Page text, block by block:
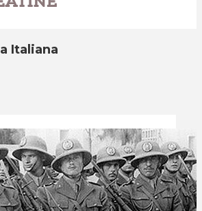
Italiana